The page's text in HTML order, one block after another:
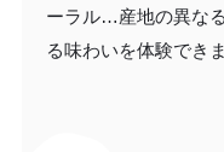
ーラル…産地の異な
る味わいを体験できま